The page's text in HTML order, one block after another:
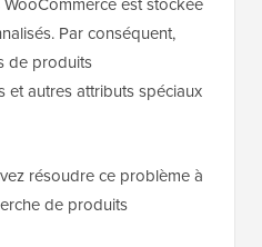
Par conséquent,
de produits
et autres attributs spéciaux
résoudre ce problème à
de produits